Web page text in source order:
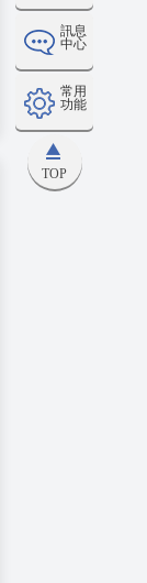
訊息
中心
常用
功能
TOP